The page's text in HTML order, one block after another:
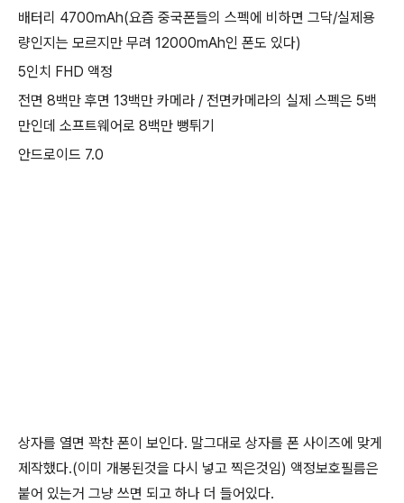
배터리 4700mAh(요즘 중국폰들의 스펙에 비하면 그닥/실제용
량인지는 모르지만 무려 12000mAh인 폰도 있다)
5인치 FHD 액정
전면 8백만 후면 13백만 카메라 / 전면카메라의 실제 스펙은 5백
만인데 소프트웨어로 8백만 뻥튀기
안드로이드 7.0
상자를 열면 꽉찬 폰이 보인다. 말그대로 상자를 폰 사이즈에 맞게
제작했다.(이미 개봉된것을 다시 넣고 찍은것임) 액정보호필름은
붙어 있는거 그냥 쓰면 되고 하나 더 들어있다.